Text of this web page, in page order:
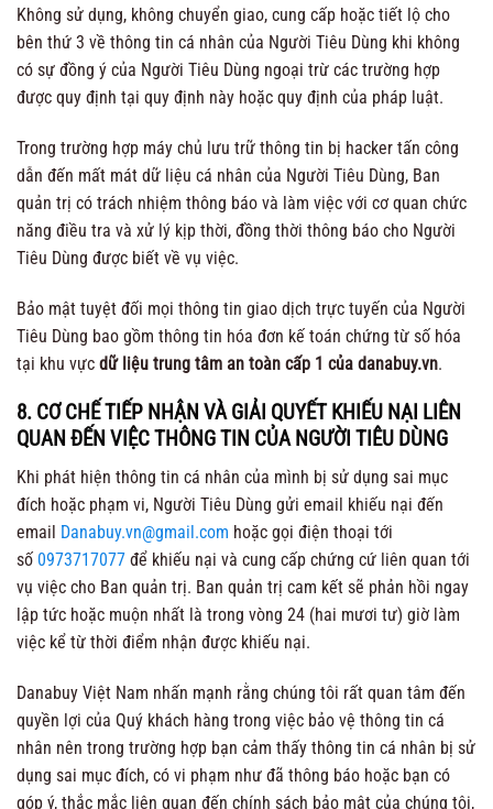
Không sử dụng, không chuyển giao, cung cấp hoặc tiết lộ cho
bên thứ 3 về thông tin cá nhân của Người Tiêu Dùng khi không
có sự đồng ý của Người Tiêu Dùng ngoại trừ các trường hợp
được quy định tại quy định này hoặc quy định của pháp luật.
Trong trường hợp máy chủ lưu trữ thông tin bị hacker tấn công
dẫn đến mất mát dữ liệu cá nhân của Người Tiêu Dùng, Ban
quản trị có trách nhiệm thông báo và làm việc với cơ quan chức
năng điều tra và xử lý kịp thời, đồng thời thông báo cho Người
Tiêu Dùng được biết về vụ việc.
Bảo mật tuyệt đối mọi thông tin giao dịch trực tuyến của Người
Tiêu Dùng bao gồm thông tin hóa đơn kế toán chứng từ số hóa
tại khu vực dữ liệu trung tâm an toàn cấp 1 của danabuy.vn.
8. CƠ CHẾ TIẾP NHẬN VÀ GIẢI QUYẾT KHIẾU NẠI LIÊN
QUAN ĐẾN VIỆC THÔNG TIN CỦA NGƯỜI TIÊU DÙNG
Khi phát hiện thông tin cá nhân của mình bị sử dụng sai mục
đích hoặc phạm vi, Người Tiêu Dùng gửi email khiếu nại đến
email Danabuy.vn@gmail.com hoặc gọi điện thoại tới
số 0973717077 để khiếu nại và cung cấp chứng cứ liên quan tới
vụ việc cho Ban quản trị. Ban quản trị cam kết sẽ phản hồi ngay
lập tức hoặc muộn nhất là trong vòng 24 (hai mươi tư) giờ làm
việc kể từ thời điểm nhận được khiếu nại.
Danabuy Việt Nam nhấn mạnh rằng chúng tôi rất quan tâm đến
quyền lợi của Quý khách hàng trong việc bảo vệ thông tin cá
nhân nên trong trường hợp bạn cảm thấy thông tin cá nhân bị sử
dụng sai mục đích, có vi phạm như đã thông báo hoặc bạn có
góp ý, thắc mắc liên quan đến chính sách bảo mật của chúng tôi,